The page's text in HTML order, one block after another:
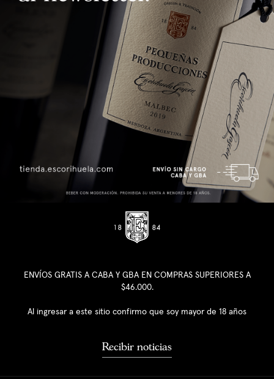
ENVÍOS GRATIS A CABA Y GBA EN COMPRAS SUPERIORES A
$46.000.
Al ingresar a este sitio confirmo que soy mayor de 18 años
Recibir noticias